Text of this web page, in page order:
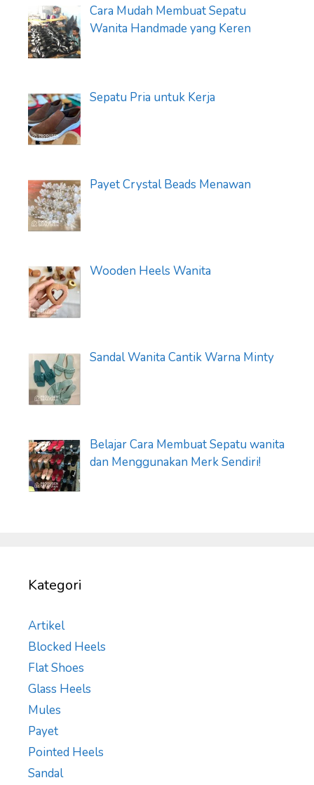
Cara Mudah Membuat Sepatu
Wanita Handmade yang Keren
Sepatu Pria untuk Kerja
Payet Crystal Beads Menawan
Wooden Heels Wanita
Sandal Wanita Cantik Warna Minty
Belajar Cara Membuat Sepatu wanita
dan Menggunakan Merk Sendiri!
Kategori
Artikel
Blocked Heels
Flat Shoes
Glass Heels
Mules
Payet
Pointed Heels
Sandal